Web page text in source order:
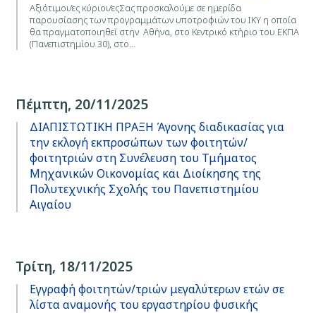
Αξιότιμοι/ες κύριοι/εςΣας προσκαλούμε σε ημερίδα
παρουσίασης των προγραμμάτων υποτροφιών του ΙΚΥ η οποία
θα πραγματοποιηθεί στην Αθήνα, στο Κεντρικό κτήριο του ΕΚΠΑ
(Πανεπιστημίου 30), στο…
Πέμπτη, 20/11/2025
ΔΙΑΠΙΣΤΩΤΙΚΗ ΠΡΑΞΗ Άγονης διαδικασίας για
την εκλογή εκπροσώπων των φοιτητών/
φοιτητριών στη Συνέλευση του Τμήματος
Μηχανικών Οικονομίας και Διοίκησης της
Πολυτεχνικής Σχολής του Πανεπιστημίου
Αιγαίου
Τρίτη, 18/11/2025
Εγγραφή φοιτητών/τριών μεγαλύτερων ετών σε
λίστα αναμονής του εργαστηρίου φυσικής